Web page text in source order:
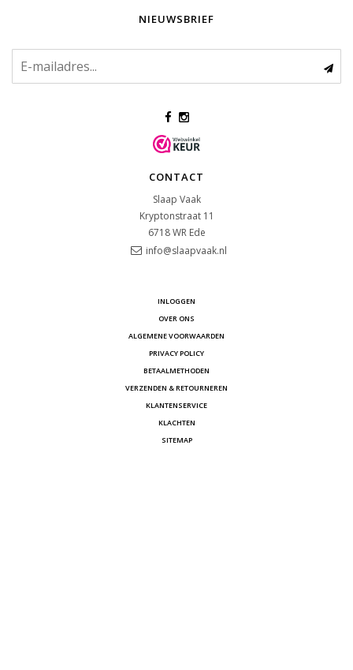
NIEUWSBRIEF
CONTACT
Slaap Vaak
Kryptonstraat 11
6718 WR Ede
info@slaapvaak.nl
INLOGGEN
OVER ONS
ALGEMENE VOORWAARDEN
PRIVACY POLICY
BETAALMETHODEN
VERZENDEN & RETOURNEREN
KLANTENSERVICE
KLACHTEN
SITEMAP